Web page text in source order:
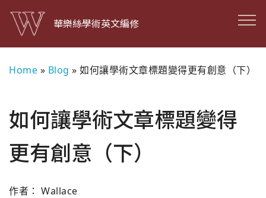
華樂絲學術英文編修
Home » Blog » 如何讓學術文章標題變得更有創意（下）
如何讓學術文章標題變得
更有創意（下）
作者： Wallace